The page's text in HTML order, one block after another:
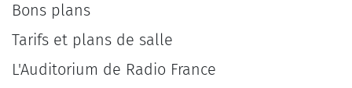
Bons plans
Tarifs et plans de salle
L'Auditorium de Radio France